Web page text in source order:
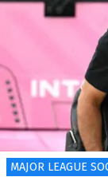
MAJOR LEAGUE